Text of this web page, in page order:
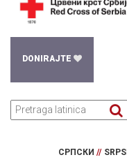
DONIRAJTE
СРПСКИ //